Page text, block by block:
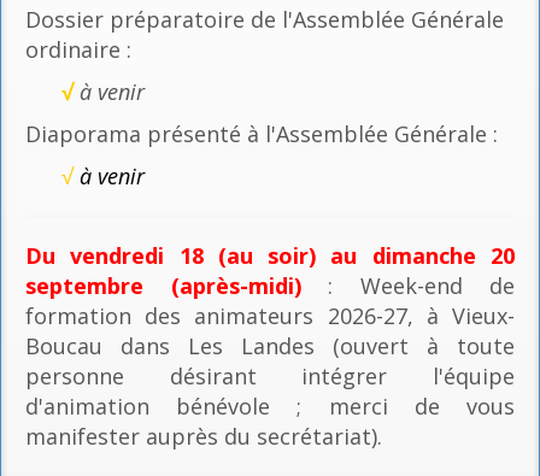
Dossier préparatoire de l'Assemblée Générale
ordinaire :
√ à venir
Diaporama présenté à l'Assemblée Générale :
√à venir
Du vendredi 18 (au soir) au dimanche 20
septembre (après-midi): Week-end de
formation des animateurs 2026-27, à Vieux-
Boucau dans Les Landes (ouvert à toute
personne désirant intégrer l'équipe
d'animation bénévole ; merci de vous
manifester auprès du secrétariat).